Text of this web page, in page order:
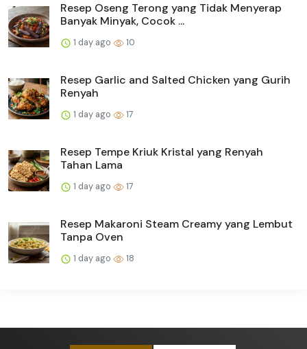
Resep Oseng Terong yang Tidak Menyerap
Banyak Minyak, Cocok ...
1 day ago 10
Resep Garlic and Salted Chicken yang Gurih
Renyah
1 day ago 17
Resep Tempe Kriuk Kristal yang Renyah
Tahan Lama
1 day ago 17
Resep Makaroni Steam Creamy yang Lembut
Tanpa Oven
1 day ago 18